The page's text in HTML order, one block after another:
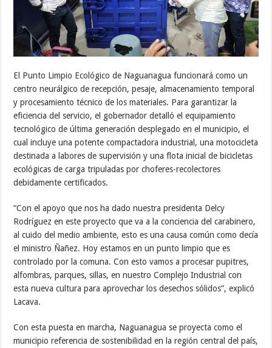
El Punto Limpio Ecológico de Naguanagua funcionará como un
centro neurálgico de recepción, pesaje, almacenamiento temporal
y procesamiento técnico de los materiales. Para garantizar la
eficiencia del servicio, el gobernador detalló el equipamiento
tecnológico de última generación desplegado en el municipio, el
cual incluye una potente compactadora industrial, una motocicleta
destinada a labores de supervisión y una flota inicial de bicicletas
ecológicas de carga tripuladas por choferes-recolectores
debidamente certificados.
“Con el apoyo que nos ha dado nuestra presidenta Delcy
Rodríguez en este proyecto que va a la conciencia del carabinero,
al cuido del medio ambiente, esto es una causa común como decía
el ministro Ñañez. Hoy estamos en un punto limpio que es
controlado por la comuna. Con esto vamos a procesar pupitres,
alfombras, parques, sillas, en nuestro Complejo Industrial con
esta nueva cultura para aprovechar los desechos sólidos”, explicó
Lacava.
Con esta puesta en marcha, Naguanagua se proyecta como el
municipio referencia de sostenibilidad en la región central del país,